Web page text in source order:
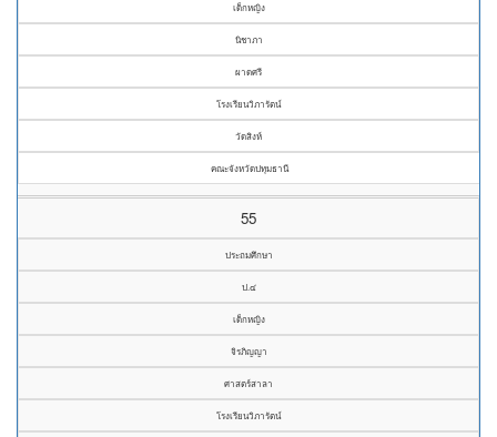
เด็กหญิง
นิชาภา
ผาดศรี
โรงเรียนวิภารัตน์
วัดสิงห์
คณะจังหวัดปทุมธานี
55
ประถมศึกษา
ป.๔
เด็กหญิง
จิรภิญญา
ศาสตร์สาลา
โรงเรียนวิภารัตน์